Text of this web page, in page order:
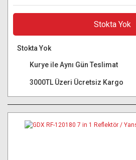
Stokta Yok
Stokta Yok
Kurye ile Aynı Gün Teslimat
3000TL Üzeri Ücretsiz Kargo